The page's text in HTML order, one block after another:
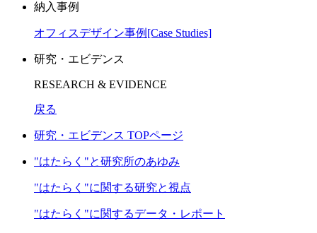
納入事例
オフィスデザイン事例[Case Studies]
研究・エビデンス
RESEARCH & EVIDENCE
戻る
研究・エビデンス TOPページ
"はたらく"と研究所のあゆみ
"はたらく"に関する研究と視点
"はたらく"に関するデータ・レポート